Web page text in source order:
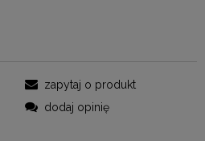
zapytaj o produkt
dodaj opinię